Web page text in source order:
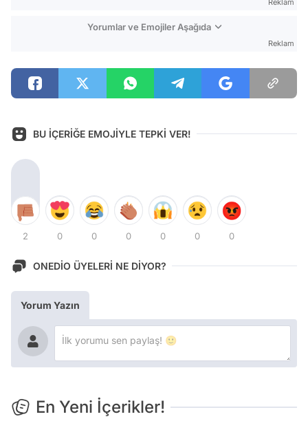
Reklam
Yorumlar ve Emojiler Aşağıda
Reklam
BU İÇERİĞE EMOJİYLE TEPKİ VER!
2 0 0 0 0 0 0
ONEDİO ÜYELERİ NE DİYOR?
Yorum Yazın
En Yeni İçerikler!